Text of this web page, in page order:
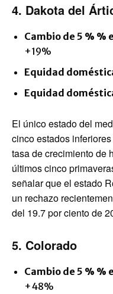
4. Dakota del
Cambio de 5 % %
+19%
Equidad
Equidad
El único estado del
cinco estados
tasa de crecimiento de
últimos cinco
señalar que el estado
un rechazo
del 19.7 por ciento de
5. Colorado
Cambio de 5 % %
+48%